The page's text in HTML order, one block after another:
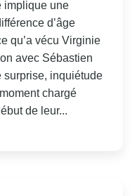
implique une
d’âge
qu’a vécu Virginie
avec Sébastien
surprise, inquiétude
chargé
de leur...